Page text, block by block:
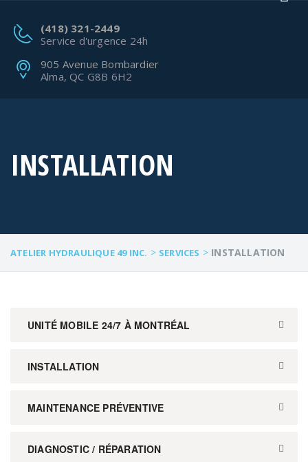
(418) 321-2449
Service d'urgence 24h
905 Avenue Bombardier
Alma, QC G8B 6H2
INSTALLATION
ATELIER HYDRAULIQUE 49 INC. > SERVICES > INSTALLATION
UNITÉ MOBILE 24/7 À MONTRÉAL
INSTALLATION
MAINTENANCE PRÉVENTIVE
DIAGNOSTIC / RÉPARATION